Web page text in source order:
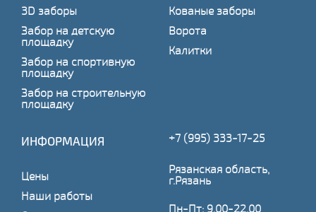
3D заборы
Забор на детскую
площадку
Забор на спортивную
площадку
Забор на строительную
площадку
Кованые заборы
Ворота
Калитки
ИНФОРМАЦИЯ
Цены
Наши работы
+7 (995) 333-17-25
Рязанская область,
г.Рязань
Пн-Пт: 9.00-22.00